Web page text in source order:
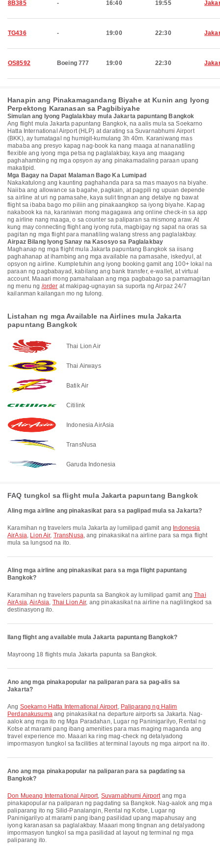
8B385 - 16:40 19:55
TG436 - 19:00 22:30
OS8592 Boeing 777 19:00 22:30
Hanapin ang Pinakamagandang Biyahe at Kunin ang Iyong
Perpektong Karanasan sa Pagbibiyahe
Simulan ang Iyong Paglalakbay mula Jakarta papuntang Bangkok
Ang flight mula Jakarta papuntang Bangkok, na aalis mula sa Soekarno
Hatta International Airport (HLP) at darating sa Suvarnabhumi Airport
(BKK), ay tumatagal ng humigit-kumulang 3h 40m. Karaniwang mas
mababa ang presyo kapag nag-book ka nang maaga at nananatiling
flexible ang iyong mga petsa ng paglalakbay, kaya ang maagang
paghahambing ng mga opsyon ay ang pinakamadaling paraan upang
makatipid.
Mga Bagay na Dapat Malaman Bago Ka Lumipad
Nakakatulong ang kaunting paghahanda para sa mas maayos na biyahe.
Naiiba ang allowance sa bagahe, pagkain, at pagpili ng upuan depende
sa airline at uri ng pamasahe, kaya sulit tingnan ang detalye ng bawat
flight sa ibaba bago mo piliin ang pinakaangkop sa iyong biyahe. Kapag
nakabook ka na, karaniwan mong magagawa ang online check-in sa app
ng airline nang maaga, o sa counter sa paliparan sa mismong araw. At
kung may connecting flight ang iyong ruta, magbigay ng sapat na oras sa
pagitan ng mga flight para manatiling walang stress ang paglalakbay.
Airpaz Bilang Iyong Sanay na Kasosyo sa Paglalakbay
Maghanap ng mga flight mula Jakarta papuntang Bangkok sa iisang
paghahanap at ihambing ang mga available na pamasahe, iskedyul, at
opsyon ng airline. Kumpletuhin ang iyong booking gamit ang 100+ lokal na
paraan ng pagbabayad, kabilang ang bank transfer, e-wallet, at virtual
account. Maaari mong pamahalaan ang mga pagbabago sa pamamagitan
ng menu ng /order at makipag-ugnayan sa suporta ng Airpaz 24/7
kailanman kailangan mo ng tulong.
Listahan ng mga Available na Airlines mula Jakarta
papuntang Bangkok
Thai Lion Air
Thai Airways
Batik Air
Citilink
Indonesia AirAsia
TransNusa
Garuda Indonesia
FAQ tungkol sa flight mula Jakarta papuntang Bangkok
Aling mga airline ang pinakasikat para sa paglipad mula sa Jakarta?
Karamihan ng travelers mula Jakarta ay lumilipad gamit ang Indonesia
AirAsia, Lion Air, TransNusa, ang pinakasikat na airline para sa mga flight
mula sa lungsod na ito.
Aling mga airline ang pinakasikat para sa mga flight papuntang
Bangkok?
Karamihan ng travelers papunta sa Bangkok ay lumilipad gamit angThai
AirAsia,AirAsia, Thai Lion Air, ang pinakasikat na airline na naglilingkod sa
destinasyong ito.
Ilang flight ang available mula Jakarta papuntang Bangkok?
Mayroong 18 flights mula Jakarta papunta sa Bangkok.
Ano ang mga pinakapopular na paliparan para sa pag-alis sa
Jakarta?
Ang Soekarno Hatta International Airport, Paliparang ng Halim
Perdanakusumaang pinakasikat na departure airports sa Jakarta. Nag-
aalok ang mga ito ng Mga Paradahan, Lugar ng Paninigarilyo, Rental ng
Kotse at marami pang ibang amenities para mas maging maganda ang
travel experience mo. Maaari ka ring mag-check ng detalyadong
impormasyon tungkol sa facilities at terminal layouts ng mga airport na ito.
Ano ang mga pinakapopular na paliparan para sa pagdating sa
Bangkok?
Don Mueang International Airport, Suvarnabhumi Airportang mga
pinakapopular na paliparan ng pagdating sa Bangkok. Nag-aalok ang mga
paliparang ito ng Silid-Panalangin, Rental ng Kotse, Lugar ng
Paninigarilyo at marami pang ibang pasilidad upang mapahusay ang
iyong karanasan sa paglalakbay. Maaari mong tingnan ang detalyadong
impormasyon tungkol sa mga pasilidad at layout ng terminal ng mga
paliparang ito.